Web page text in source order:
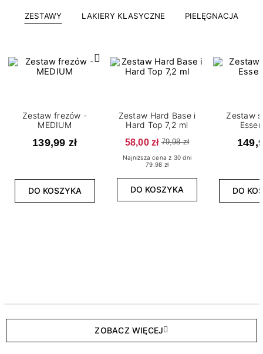
ZESTAWY LAKIERY KLASYCZNE PIELĘGNACJA
Zestaw frezów -
MEDIUM
139,99 zł
DO KOSZYKA
Zestaw Hard Base i
Hard Top 7,2 ml
58,00 zł 79,98 zł
Najniższa cena z 30 dni
79.98 zł
DO KOSZYKA
Zestaw
DO
ZOBACZ WIĘCEJ